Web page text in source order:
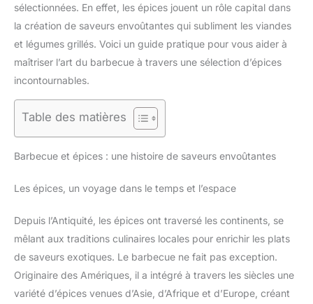
sélectionnées. En effet, les épices jouent un rôle capital dans
la création de saveurs envoûtantes qui subliment les viandes
et légumes grillés. Voici un guide pratique pour vous aider à
maîtriser l’art du barbecue à travers une sélection d’épices
incontournables.
Table des matières
Barbecue et épices : une histoire de saveurs envoûtantes
Les épices, un voyage dans le temps et l’espace
Depuis l’Antiquité, les épices ont traversé les continents, se
mêlant aux traditions culinaires locales pour enrichir les plats
de saveurs exotiques. Le barbecue ne fait pas exception.
Originaire des Amériques, il a intégré à travers les siècles une
variété d’épices venues d’Asie, d’Afrique et d’Europe, créant